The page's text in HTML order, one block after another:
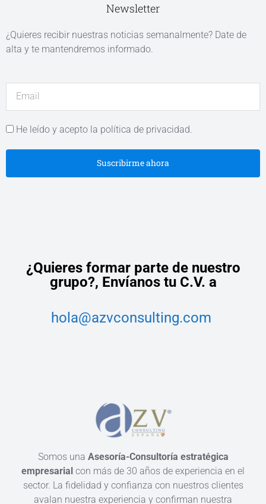
Newsletter
¿Quieres recibir nuestras noticias semanalmente? Date de
alta y te mantendremos informado.
He leído y acepto la política de privacidad.
Suscribirme ahora
¿Quieres formar parte de nuestro
grupo?, Envíanos tu C.V. a
hola@azvconsulting.com
Somos una Asesoría-Consultoría estratégica
empresarial con más de 30 años de experiencia en el
sector. La fidelidad y confianza con nuestros clientes
avalan nuestra experiencia y confirman nuestra